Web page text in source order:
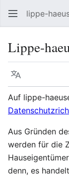
lippe-
Lippe-
Sprache
Auf lippe-
Aus Gründen
werden für die
denn, es